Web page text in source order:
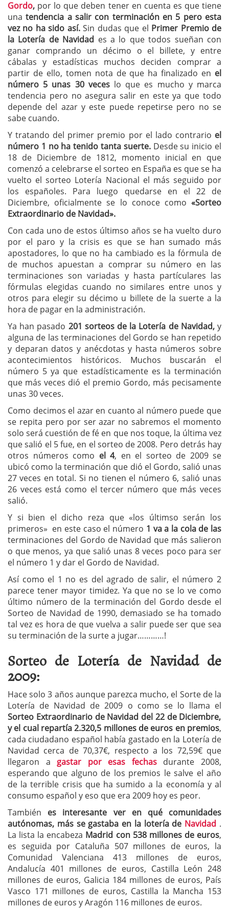
Gordo, por lo que deben tener en cuenta es que tiene
unatendencia a salir con terminación en 5 pero esta
vez no ha sido así.Sin dudas que el Primer Premio de
la Lotería de Navidad es a lo que todos sueñan con
ganar comprando un décimo o el billete, y entre
cábalas y estadísticas muchos deciden comprar a
partir de ello, tomen nota de que ha finalizado en el
número 5 unas 30 veceslo que es mucho y marca
tendencia pero no asegura salir en este ya que todo
depende del azar y este puede repetirse pero no se
sabe cuando.
Y tratando del primer premio por el lado contrario el
número 1 no ha tenido tanta suerte.Desde su inicio el
18 de Diciembre de 1812, momento inicial en que
comenzó a celebrarse el sorteo en España es que se ha
vuelto el sorteo Lotería Nacional el más seguido por
los españoles. Para luego quedarse en el 22 de
Diciembre, oficialmente se lo conoce como «Sorteo
Extraordinario de Navidad».
Con cada uno de estos últimso años se ha vuelto duro
por el paro y la crisis es que se han sumado más
apostadores, lo que no ha cambiado es la fórmula de
de muchos apuestan a comprar su número en las
terminaciones son variadas y hasta partículares las
fórmulas elegidas cuando no similares entre unos y
otros para elegir su décimo u billete de la suerte a la
hora de pagar en la administración.
Ya han pasado 201 sorteos de la Lotería de Navidad,y
alguna de las terminaciones del Gordo se han repetido
y deparan datos y anécdotas y hasta números sobre
acontecimientos históricos. Muchos buscarán el
número 5 ya que estadísticamente es la terminación
que más veces dió el premio Gordo, más pecisamente
unas 30 veces.
Como decimos el azar en cuanto al número puede que
se repita pero por ser azar no sabremos el momento
solo será cuestión de fé en que nos toque, la última vez
que salió el 5 fue, en el sorteo de 2008. Pero detrás hay
otros números como el 4, en el sorteo de 2009 se
ubicó como la terminación que dió el Gordo, salió unas
27 veces en total. Si no tienen el número 6, salió unas
26 veces está como el tercer número que más veces
salió.
Y si bien el dicho reza que «los últimso serán los
primeros» en este caso el número 1 va a la cola de las
terminaciones del Gordo de Navidad que más salieron
o que menos, ya que salió unas 8 veces poco para ser
el número 1 y dar el Gordo de Navidad.
Así como el 1 no es del agrado de salir, el número 2
parece tener mayor timidez. Ya que no se lo ve como
último número de la terminación del Gordo desde el
Sorteo de Navidad de 1990, demasiado se ha tomado
tal vez es hora de que vuelva a salir puede ser que sea
su terminación de la surte a jugar…………!
Sorteo de Lotería de Navidad de
2009:
Hace solo 3 años aunque parezca mucho, el Sorte de la
Lotería de Navidad de 2009 o como se lo llama el
Sorteo Extraordinario de Navidad del 22 de Diciembre,
y el cual repartía 2.320,5 millones de euros en premios,
cada ciudadano español había gastado en la Lotería de
Navidad cerca de 70,37€, respecto a los 72,59€ que
llegaron a gastar por esas fechas durante 2008,
esperando que alguno de los premios le salve el año
de la terrible crisis que ha sumido a la economía y al
consumo español y eso que era 2009 hoy es peor.
También es interesante ver en qué comunidades
autónomas, más se gastaba en la lotería de Navidad .
La lista la encabeza Madrid con 538 millones de euros,
es seguida por Cataluña 507 millones de euros, la
Comunidad Valenciana 413 millones de euros,
Andalucía 401 millones de euros, Castilla León 248
millones de euros, Galicia 184 millones de euros, País
Vasco 171 millones de euros, Castilla la Mancha 153
millones de euros y Aragón 116 millones de euros.